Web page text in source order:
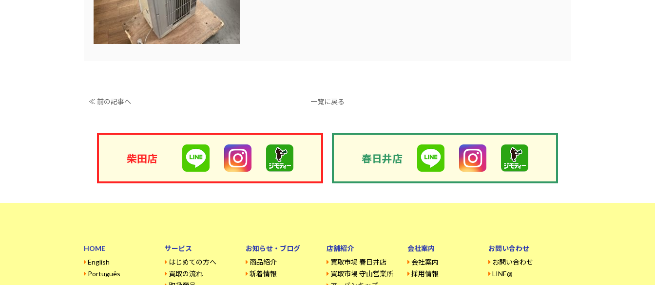
≪ 前の記事へ 一覧に戻る
柴田店 春日井店
HOME
English
Português
サービス
はじめての方へ
買取の流れ
お知らせ・ブログ
商品紹介
新着情報
店舗紹介
買取市場 春日井店
買取市場 守山営業所
会社案内
会社案内
採用情報
お問い合わせ
お問い合わせ
LINE@